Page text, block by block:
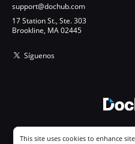
support@dochub.com
17 Station St., Ste. 303
Brookline, MA 02445
Síguenos
Cookie consent notice
This site uses cookies to enhance